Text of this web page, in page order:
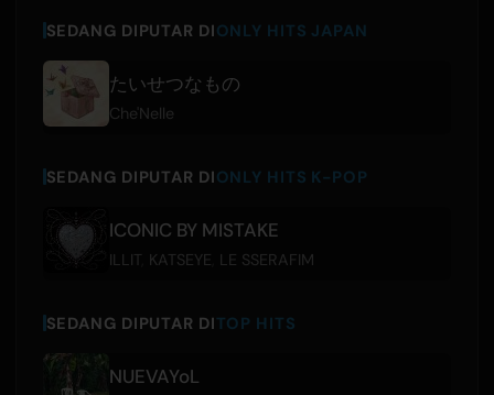
SEDANG DIPUTAR DIONLY HITS JAPAN
たいせつなもの
Che'Nelle
SEDANG DIPUTAR DIONLY HITS K-POP
ICONIC BY MISTAKE
ILLIT, KATSEYE LE SSERAFIM
SEDANG DIPUTAR DITOP HITS
NUEVAYoL